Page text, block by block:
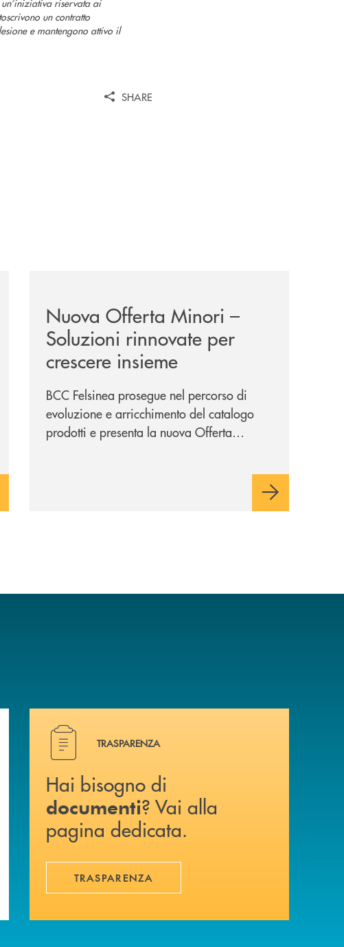
un contratto
e mantengono attivo il
SHARE
Nuova Offerta Minori –
Soluzioni rinnovate per
crescere insieme
BCC Felsinea prosegue nel percorso di
evoluzione e arricchimento del catalogo
prodotti e presenta la nuova Offerta
Hai bisogno di documenti ? Vai alla pagina dedicata.
TRASPARENZA
Hai bisogno di
documenti? Vai alla
pagina dedicata.
TRASPARENZA